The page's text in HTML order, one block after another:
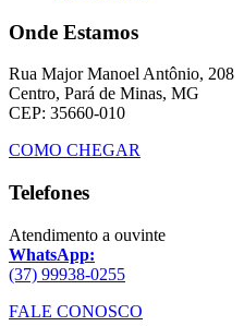
Onde Estamos
Rua Major Manoel Antônio, 208
Centro, Pará de Minas, MG
CEP: 35660-010
COMO CHEGAR
Telefones
Atendimento a ouvinte
WhatsApp:
(37) 99938-0255
FALE CONOSCO